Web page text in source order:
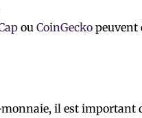
ou CoinGecko peuvent
il est important